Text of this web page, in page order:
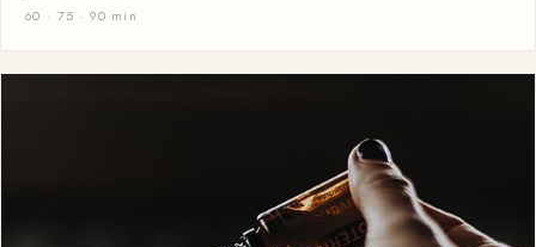
60 · 75 · 90 min